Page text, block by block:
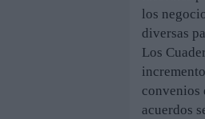
los
diversas
Los
convenios
acuerdos